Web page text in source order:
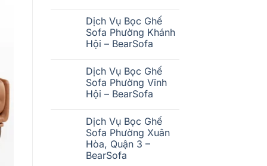
Phường
Chợ
Quán
–
BearSofa
bình
luận
ở
Dịch
Ghế
Sofa
Phường
Xóm
Chiếu
Dịch Vụ Bọc Ghế
Sofa Phường Khánh
Hội – BearSofa
bình
luận
ở
Dịch
Ghế
Sofa
Phường
Khánh
Hội
–
Dịch Vụ Bọc Ghế
Sofa Phường Vĩnh
Hội – BearSofa
bình
luận
ở
Dịch
Vụ
Bọc
Dịch Vụ Bọc Ghế
Sofa Phường Xuân
Hòa, Quận 3 –
BearSofa